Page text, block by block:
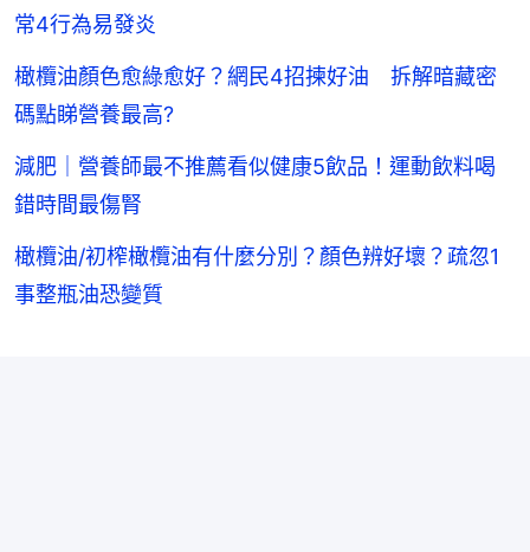
常4行為易發炎
橄欖油顏色愈綠愈好？網民4招揀好油 拆解暗藏密
碼點睇營養最高?
減肥｜營養師最不推薦看似健康5飲品！運動飲料喝
錯時間最傷腎
橄欖油/初榨橄欖油有什麼分別？顏色辨好壞？疏忽1
事整瓶油恐變質